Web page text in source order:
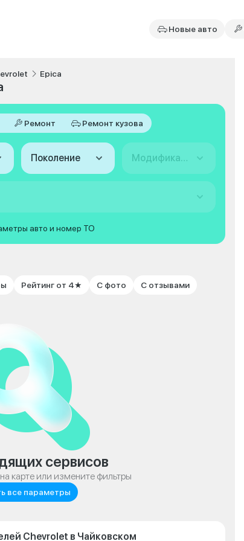
Новые авто
Epica
Ремонт Ремонт кузова
Поколение Модификация
авто и номер ТО
Рейтинг от 4★ С фото С отзывами
сервисов
карте или измените фильтры
все параметры
Chevrolet в Чайковском